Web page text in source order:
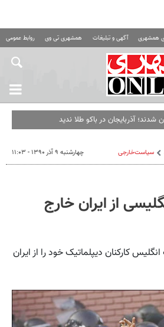
همشهری آگهی و تبلیغات همشهری تی وی روابط عمومی
آذربایجان در باکو طلا ندید
سیاست‌خارجی چهارشنبه ۹ آذر ۱۳۹۰ - ۱۱:۰۳
از ایران خارج
کارکنان دیپلماتیک خود را از ایران